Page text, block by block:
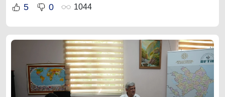
5 0 1044